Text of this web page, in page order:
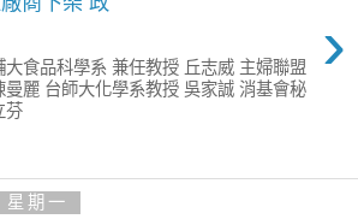
›
大食品科學系 兼任教授 丘志威 主婦聯盟
曼麗 台師大化學系教授 吳家誠 消基會秘
芬
期一